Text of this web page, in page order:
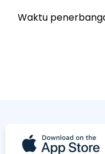
Waktu